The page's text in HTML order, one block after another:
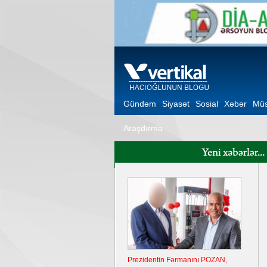
Gündəm Siyasət Sosial Xəbər
Araşdırma
Prezidentin Fərmanını POZAN,